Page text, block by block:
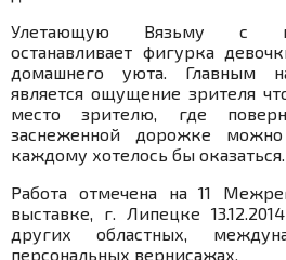
Улетающую Вязьму с
останавливает фигурка
домашнего уюта. Главным
является ощущение зрителя
место зрителю, где
заснеженной дорожке
каждому хотелось бы оказаться.
Работа отмечена на 11
выставке, г. Липецке
других областных,
персональных вернисажах.